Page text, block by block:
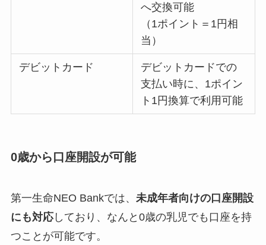
へ交換可能
（1ポイント＝1円相
当）
デビットカード
デビットカードでの
支払い時に、1ポイン
ト1円換算で利用可能
0歳から口座開設が可能
第一生命NEO Bankでは、 未成年者向けの口座開設
にも対応しており、なんと0歳の乳児でも口座を持
つことが可能です。